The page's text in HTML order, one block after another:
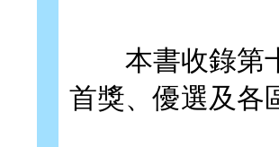
本書收錄第十
首獎、優選及各